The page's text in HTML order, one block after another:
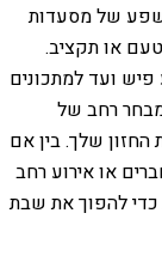
שפע של מסעדות
טעם או תקציב.
פיש ועד למתכונים
מבחר רחב של
החזון שלך. בין אם
או אירוע רחב
להפוך את שבת